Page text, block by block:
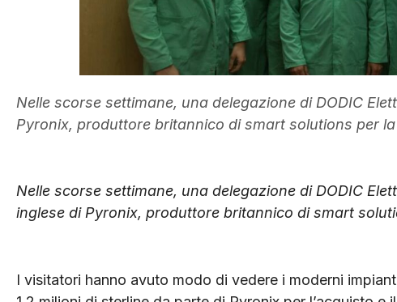
Nelle scorse settimane, una delegazione di DODIC
Pyronix, produttore britannico di smart solutions per
Nelle scorse settimane, una delegazione di DODIC
inglese di Pyronix, produttore britannico di smart
I visitatori hanno avuto modo di vedere i moderni